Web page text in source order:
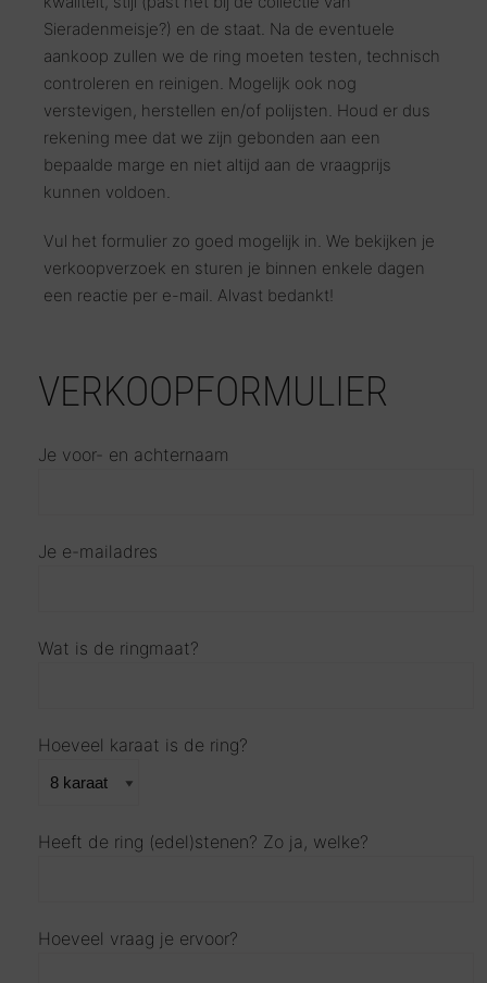
Sieradenmeisje?) en de staat. Na de eventuele
aankoop zullen we de ring moeten testen, technisch
controleren en reinigen. Mogelijk ook nog
verstevigen, herstellen en/of polijsten. Houd er dus
rekening mee dat we zijn gebonden aan een
bepaalde marge en niet altijd aan de vraagprijs
kunnen voldoen.
Vul het formulier zo goed mogelijk in. We bekijken je
verkoopverzoek en sturen je binnen enkele dagen
een reactie per e-mail. Alvast bedankt!
VERKOOPFORMULIER
Je voor- en achternaam
Je e-mailadres
Wat is de ringmaat?
Hoeveel karaat is de ring?
Heeft de ring (edel)stenen? Zo ja, welke?
Hoeveel vraag je ervoor?